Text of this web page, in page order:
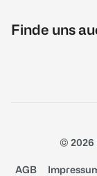
Finde uns
© 2026
AGB